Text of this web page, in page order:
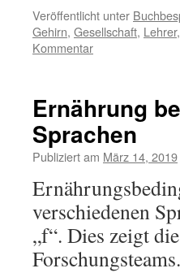
Veröffentlicht unter
Gehirn, Gesellschaft, Lehrer,
Kommentar
Ernährung
Sprachen
Publiziert am März 14, 2019
verschiedenen
„f“. Dies zeigt
Forschungsteams.